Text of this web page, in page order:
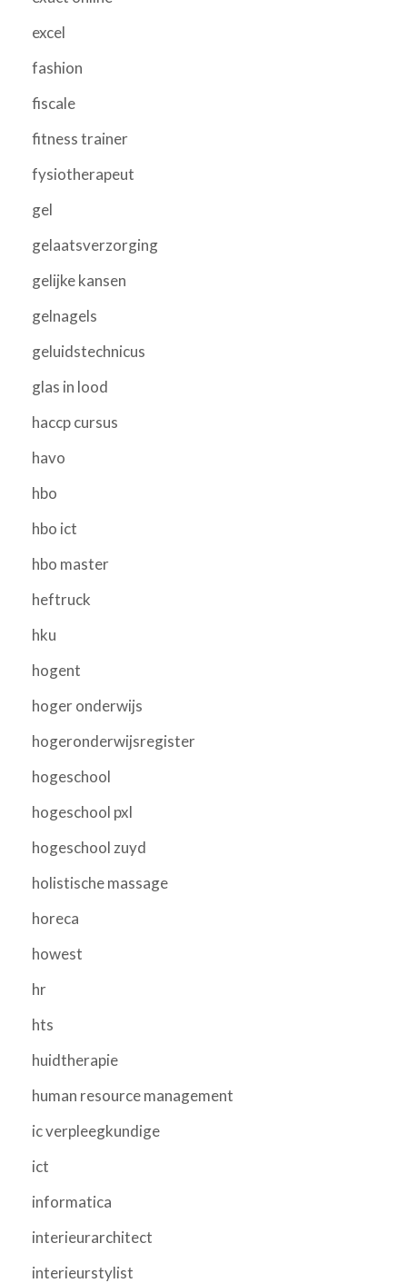
excel
fashion
fiscale
fitness trainer
fysiotherapeut
gel
gelaatsverzorging
gelijke kansen
gelnagels
geluidstechnicus
glas in lood
haccp cursus
havo
hbo
hbo ict
hbo master
heftruck
hku
hogent
hoger onderwijs
hogeronderwijsregister
hogeschool
hogeschool pxl
hogeschool zuyd
holistische massage
horeca
howest
hr
hts
huidtherapie
human resource management
ic verpleegkundige
ict
informatica
interieurarchitect
interieurstylist